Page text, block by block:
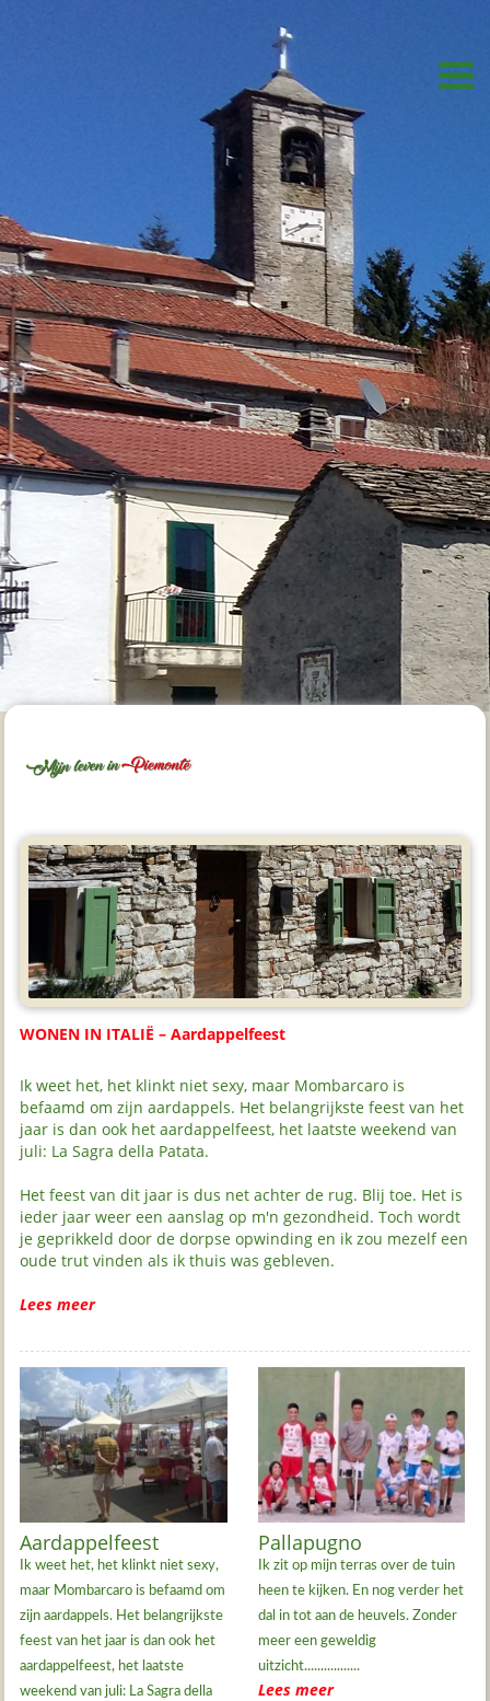
WONEN IN ITALIË – Aardappelfeest
Ik weet het, het klinkt niet sexy, maar Mombarcaro is
befaamd om zijn aardappels. Het belangrijkste feest van het
jaar is dan ook het aardappelfeest, het laatste weekend van
juli: La Sagra della Patata.
Het feest van dit jaar is dus net achter de rug. Blij toe. Het is
ieder jaar weer een aanslag op m'n gezondheid. Toch wordt
je geprikkeld door de dorpse opwinding en ik zou mezelf een
oude trut vinden als ik thuis was gebleven.
Lees meer
Aardappelfeest
Ik weet het, het klinkt niet sexy,
maar Mombarcaro is befaamd om
zijn aardappels. Het belangrijkste
feest van het jaar is dan ook het
aardappelfeest, het laatste
weekend van juli: La Sagra della
Pallapugno
Ik zit op mijn terras over de tuin
heen te kijken. En nog verder het
dal in tot aan de heuvels. Zonder
meer een geweldig
uitzicht.................
Lees meer